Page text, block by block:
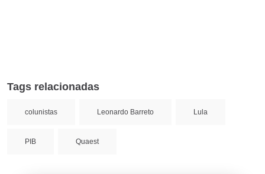
Tags relacionadas
colunistas Leonardo Barreto Lula
PIB Quaest